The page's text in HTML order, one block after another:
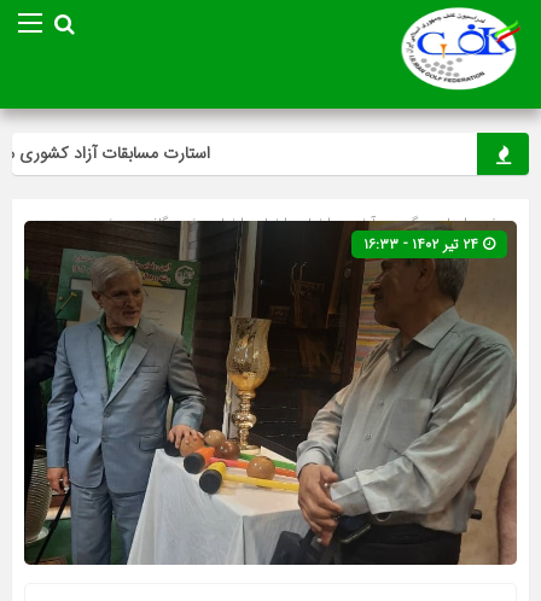
استارت مسابقات آزاد کشوری
صفحه اصلی» گروه »آخرین اخبار»اخبار»اخبار ویژه»گلف»ویژه